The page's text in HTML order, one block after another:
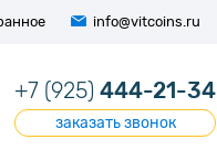
info@vitcoins.ru
+7 (925) 444-21-34
заказать звонок